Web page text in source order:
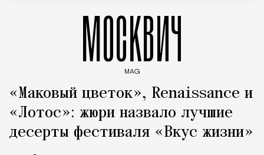
МОСКВИЧ
MAG
«Маковый цветок», Renaissance и
«Лотос»: жюри назвало лучшие
десерты фестиваля «Вкус жизни»